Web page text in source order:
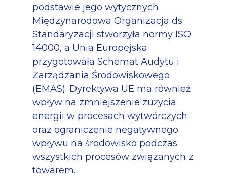
podstawie jego wytycznych
Międzynarodowa Organizacja ds.
Standaryzacji stworzyła normy ISO
14000, a Unia Europejska
przygotowała Schemat Audytu i
Zarządzania Środowiskowego
(EMAS). Dyrektywa UE ma również
wpływ na zmniejszenie zużycia
energii w procesach wytwórczych
oraz ograniczenie negatywnego
wpływu na środowisko podczas
wszystkich procesów związanych z
towarem.